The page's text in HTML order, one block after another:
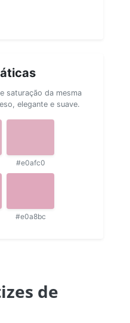
saturação da mesma
elegante e suave.
#e0afc0
#e0a8bc
de